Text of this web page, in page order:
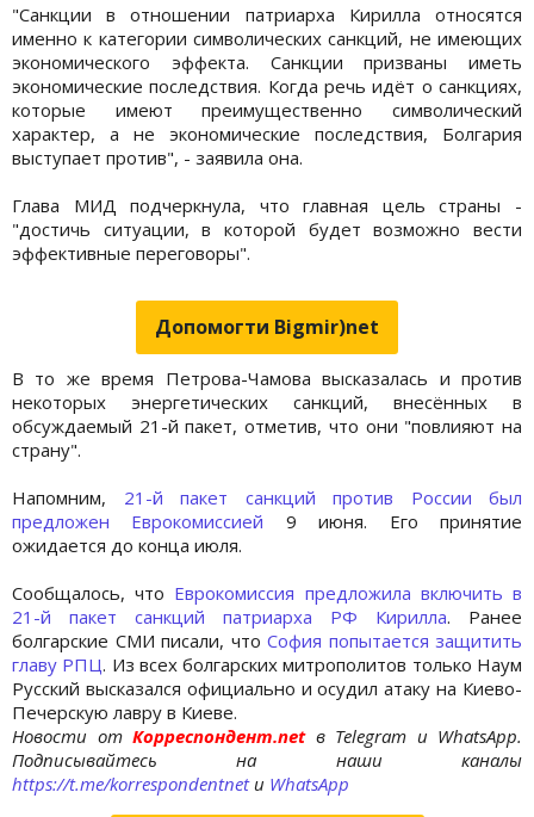
"Санкции в отношении патриарха Кирилла относятся
именно к категории символических санкций, не имеющих
экономического эффекта. Санкции призваны иметь
экономические последствия. Когда речь идёт о санкциях,
которые имеют преимущественно символический
характер, а не экономические последствия, Болгария
выступает против", - заявила она.
Глава МИД подчеркнула, что главная цель страны -
"достичь ситуации, в которой будет возможно вести
эффективные переговоры".
Допомогти Bigmir)net
В то же время Петрова-Чамова высказалась и против
некоторых энергетических санкций, внесённых в
обсуждаемый 21-й пакет, отметив, что они "повлияют на
страну".
Напомним, 21-й пакет санкций против России был
предложен Еврокомиссией 9 июня. Его принятие
ожидается до конца июля.
Сообщалось, что Еврокомиссия предложила включить в
21-й пакет санкций патриарха РФ Кирилла. Ранее
болгарские СМИ писали, что София попытается защитить
главу РПЦ. Из всех болгарских митрополитов только Наум
Русский высказался официально и осудил атаку на Киево-
Печерскую лавру в Киеве.
Новости отКорреспондент.net в Telegram и WhatsApp.
Подписывайтесь на наши каналы
https://t.me/korrespondentnetи WhatsApp